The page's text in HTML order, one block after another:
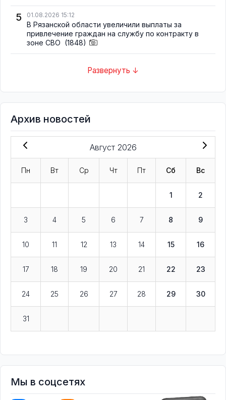
5 01.08.2026 15:12
В Рязанской области увеличили выплаты за
привлечение граждан на службу по контракту в
зоне СВО (1848)
Развернуть ↓
Архив новостей
Август 2026
Пн Вт Ср Чт Пт Сб Вс
1 2
3 4 5 6 7 8 9
10 11 12 13 14 15 16
17 18 19 20 21 22 23
24 25 26 27 28 29 30
31
Мы в соцсетях